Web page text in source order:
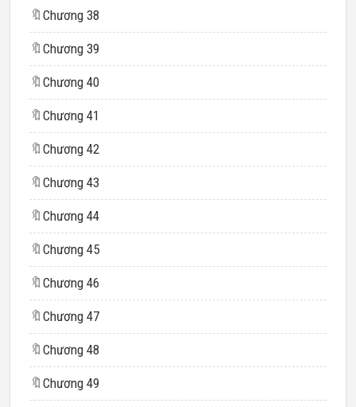
🔖 Chương 38
🔖 Chương 39
🔖 Chương 40
🔖 Chương 41
🔖 Chương 42
🔖 Chương 43
🔖 Chương 44
🔖 Chương 45
🔖 Chương 46
🔖 Chương 47
🔖 Chương 48
🔖 Chương 49